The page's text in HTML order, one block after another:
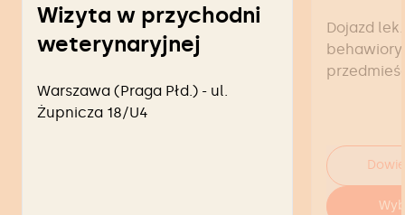
Wizyta w przychodni
weterynaryjnej
Warszawa (Praga Płd.) - ul.
Żupnicza 18/U4
Dojazd